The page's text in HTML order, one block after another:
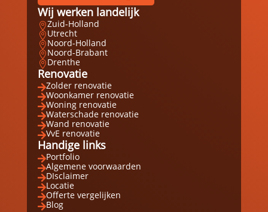
Wij werken landelijk
Zuid-Holland
Utrecht
Noord-Holland
Noord-Brabant
Drenthe
Renovatie
Zolder renovatie
Woonkamer renovatie
Woning renovatie
Waterschade renovatie
Wand renovatie
VvE renovatie
Handige links
Portfolio
Algemene voorwaarden
DIsclaimer
Locatie
Offerte vergelijken
Blog